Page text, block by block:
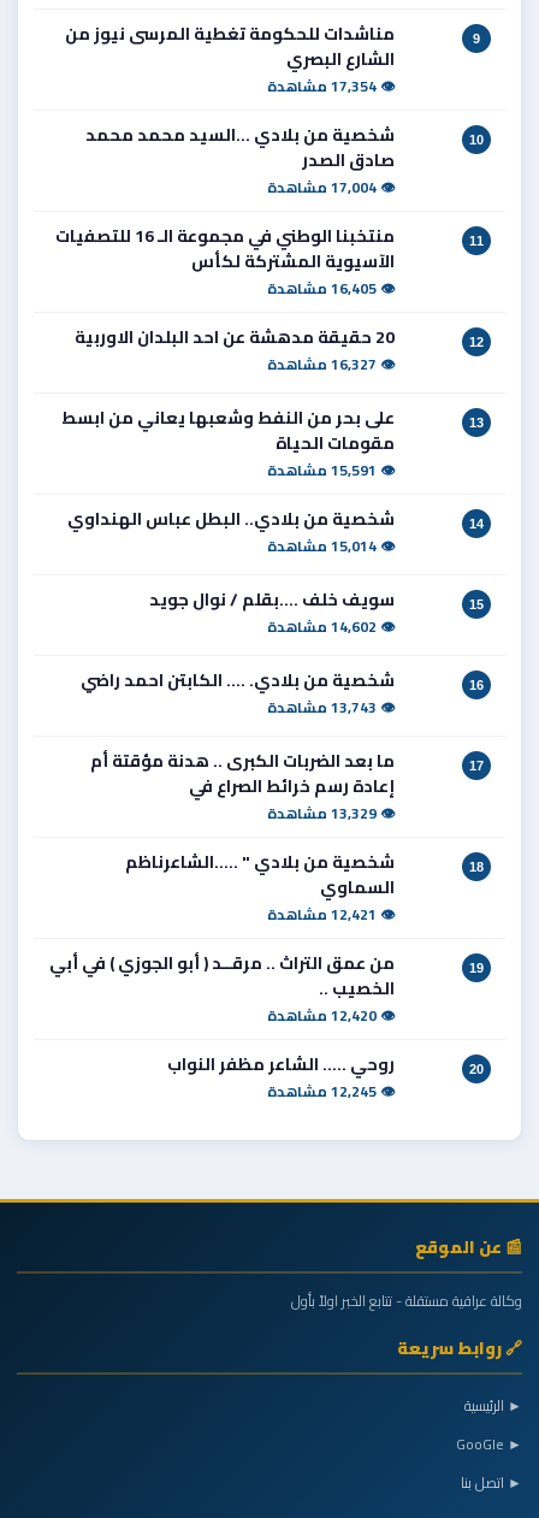
9
مناشدات للحكومة تغطية المرسى نيوز من
الشارع البصري
👁 17,354 مشاهدة
10
شخصية من بلادي ...السيد محمد محمد
صادق الصدر
👁 17,004 مشاهدة
11
منتخبنا الوطني في مجموعة الـ 16 للتصفيات
الآسيوية المشتركة لكأس
👁 16,405 مشاهدة
12 20 حقيقة مدهشة عن احد البلدان الاوربية
👁 16,327 مشاهدة
13
على بحر من النفط وشعبها يعاني من ابسط
مقومات الحياة
👁 15,591 مشاهدة
14 شخصية من بلادي.. البطل عباس الهنداوي
👁 15,014 مشاهدة
15 سويف خلف ....بقلم / نوال جويد
👁 14,602 مشاهدة
16 شخصية من بلادي. .... الكابتن احمد راضي
👁 13,743 مشاهدة
17
ما بعد الضربات الكبرى .. هدنة مؤقتة أم
إعادة رسم خرائط الصراع في
👁 13,329 مشاهدة
18
شخصية من بلادي " .....الشاعرناظم
السماوي
👁 12,421 مشاهدة
19
من عمق التراث .. مرقــد ( أبو الجوزي ) في أبي
الخصيب ..
👁 12,420 مشاهدة
20 روحي ..... الشاعر مظفر النواب
👁 12,245 مشاهدة
📰 عن الموقع
وكالة عراقية مستقلة - تتابع الخبر اولاً بأول
🔗 روابط سريعة
► الرئيسية
► GooGle
► اتصل بنا